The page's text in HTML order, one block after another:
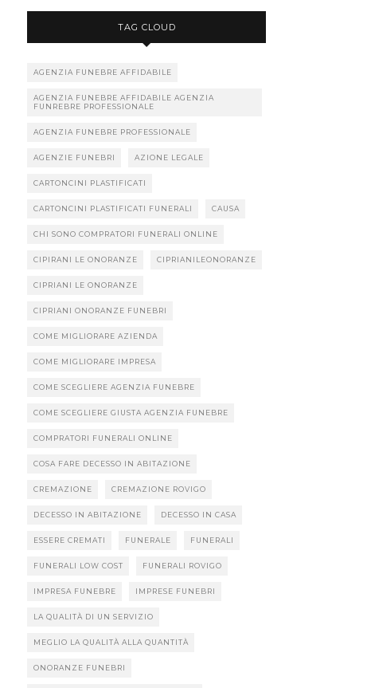
TAG CLOUD
AGENZIA FUNEBRE AFFIDABILE
AGENZIA FUNEBRE AFFIDABILE AGENZIA
FUNREBRE PROFESSIONALE
AGENZIA FUNEBRE PROFESSIONALE
AGENZIE FUNEBRI AZIONE LEGALE
CARTONCINI PLASTIFICATI
CARTONCINI PLASTIFICATI FUNERALI CAUSA
CHI SONO COMPRATORI FUNERALI ONLINE
CIPIRANI LE ONORANZE CIPRIANILEONORANZE
CIPRIANI LE ONORANZE
CIPRIANI ONORANZE FUNEBRI
COME MIGLIORARE AZIENDA
COME MIGLIORARE IMPRESA
COME SCEGLIERE AGENZIA FUNEBRE
COME SCEGLIERE GIUSTA AGENZIA FUNEBRE
COMPRATORI FUNERALI ONLINE
COSA FARE DECESSO IN ABITAZIONE
CREMAZIONE CREMAZIONE ROVIGO
DECESSO IN ABITAZIONE DECESSO IN CASA
ESSERE CREMATI FUNERALE FUNERALI
FUNERALI LOW COST FUNERALI ROVIGO
IMPRESA FUNEBRE IMPRESE FUNEBRI
LA QUALITÀ DI UN SERVIZIO
MEGLIO LA QUALITÀ ALLA QUANTITÀ
ONORANZE FUNEBRI